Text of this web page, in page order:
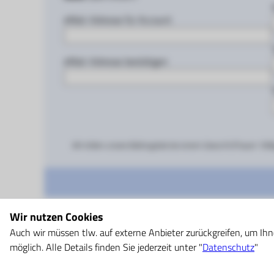
eMail-Adresse für Account
eMail-Adresse bestätigen
Wir lassenTräume wahr
Gute und günstige
Wir nutzen Cookies
Auch wir müssen tlw. auf externe Anbieter zurückgreifen, um
möglich. Alle Details finden Sie jederzeit unter "Datenschutz"